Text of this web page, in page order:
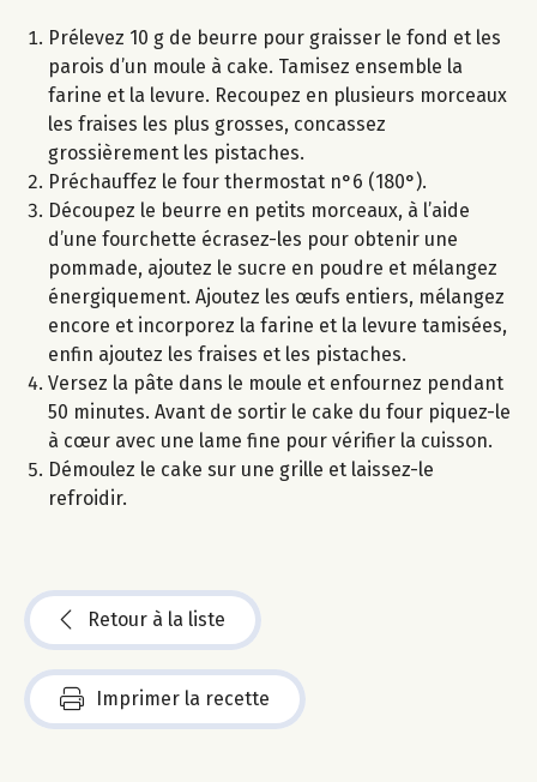
Prélevez 10 g de beurre pour graisser le fond et les
parois d’un moule à cake. Tamisez ensemble la
farine et la levure. Recoupez en plusieurs morceaux
les fraises les plus grosses, concassez
grossièrement les pistaches.
Préchauffez le four thermostat n°6 (180°).
Découpez le beurre en petits morceaux, à l’aide
d’une fourchette écrasez-les pour obtenir une
pommade, ajoutez le sucre en poudre et mélangez
énergiquement. Ajoutez les œufs entiers, mélangez
encore et incorporez la farine et la levure tamisées,
enfin ajoutez les fraises et les pistaches.
Versez la pâte dans le moule et enfournez pendant
50 minutes. Avant de sortir le cake du four piquez-le
à cœur avec une lame fine pour vérifier la cuisson.
Démoulez le cake sur une grille et laissez-le
refroidir.
Retour à la liste
Imprimer la recette